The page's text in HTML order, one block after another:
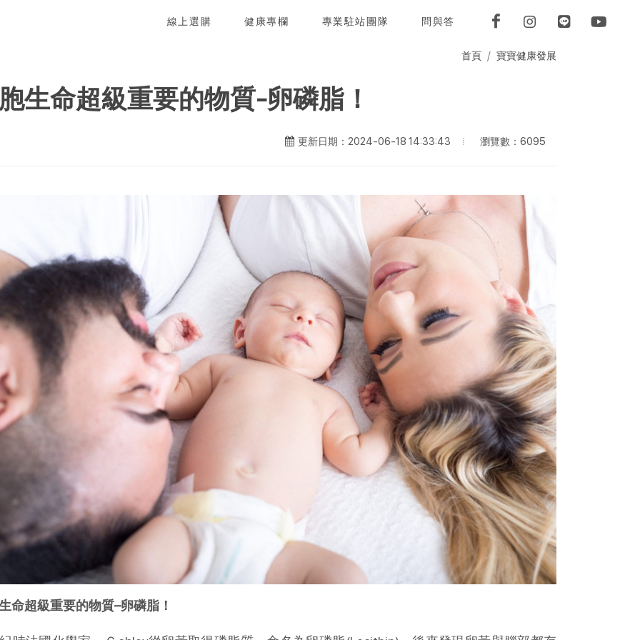
線上選購 健康專欄 專業駐站團隊 問與答
首頁 寶寶健康發展
生命超級重要的物質-卵磷脂！
更新日期：2024-06-18 14:33:43 瀏覽數：6095
命超級重要的物質–卵磷脂！